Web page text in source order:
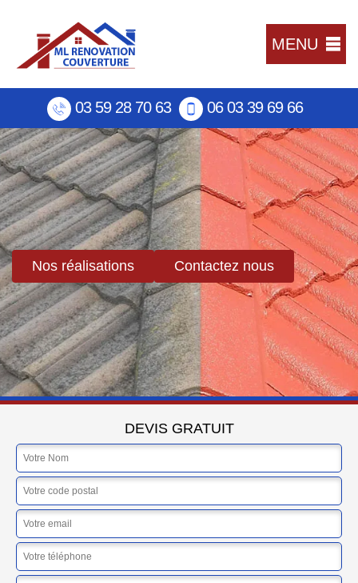
MENU
03 59 28 70 63 06 03 39 69 66
Nos réalisations Contactez nous
DEVIS GRATUIT